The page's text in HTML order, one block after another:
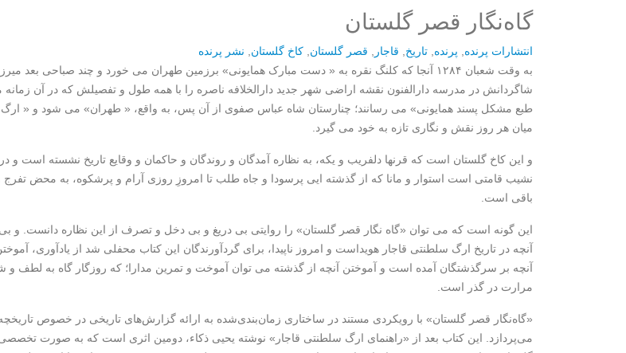
گاه‌نگار قصر گلستان
انتشارات پرنده, پرنده, تاریخ, قاجار , قصر گلستان, کاخ گلستان, نشر پرنده
به وقت شعبان ۱۲۸۴ آنجا که کلنگ نقره به « دست مبارک همایونی» برزمین طهران می خورد و چند صباحی بعد
شاگردانش در مدرسه دارالفنون نقشه اراضی شهر جدید دارالخلافه ناصره را با همه طول و تفصیلش که در آن زمانه
طبع مشکل پسند همایونی» می رسانند؛ چنارستان شاه عباس صفوی از آن پس، به واقع، « طهران» می شود و « ارگ
میان هر روز نقش و نگاری تازه به خود می گیرد.
و این کاخ گلستان است که قرنها دلفریب و یکه، به نظاره آمدگان و روندگان و حاکمان و وقایع تاریخ نشسته است و
نشیب قامتی است استوار و مانا که از گذشته ایی پرسودا و جاه طلب تا امروزِ روزی آرام و پرشکوه، به محض تفرج
باقی است.
این گونه است که می توان «گاه نگار قصر گلستان» را روایتی بی دریغ و بی دخل و تصرف از این نظاره دانست.
آنچه در تاریخ ارگ سلطنتی قاجار هویداست و امروز ناپیدا، برای گردآورندگان این کتاب محفلی شد از یادآوری،
آنچه بر سرگذشتگان آمده است و آموختن آنچه از گذشته می توان آموخت و تمرین مدارا؛ که روزگار گاه به لطف و
مرارت در گذر است.
«گاه‌نگار قصر گلستان» با رویکردی مستند در ساختاری زمان‌بندی‌شده به ارائه گزارش‌های تاریخی در خصوص
می‌پردازد. این کتاب بعد از «راهنمای ارگ سلطنتی قاجار» نوشته یحیی ذکاء، دومین اثری است که به صورت